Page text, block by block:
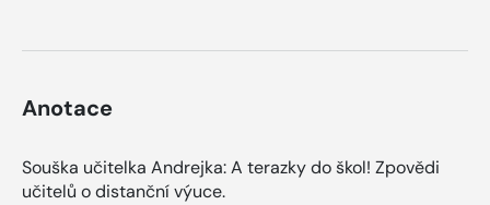
Anotace
Souška učitelka Andrejka: A terazky do škol! Zpovědi
učitelů o distanční výuce.